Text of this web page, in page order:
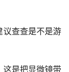
议查查是不是游
这是把显微镜带